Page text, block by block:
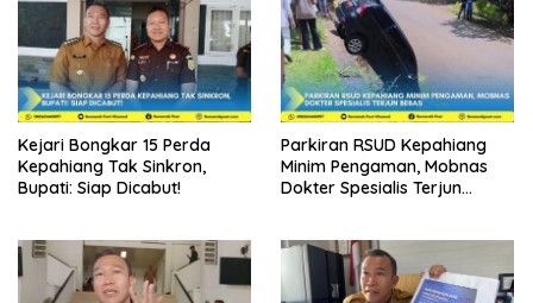
Kejari Bongkar 15 Perda
Kepahiang Tak Sinkron,
Bupati: Siap Dicabut!
Parkiran RSUD Kepahiang
Minim Pengaman, Mobnas
Dokter Spesialis Terjun